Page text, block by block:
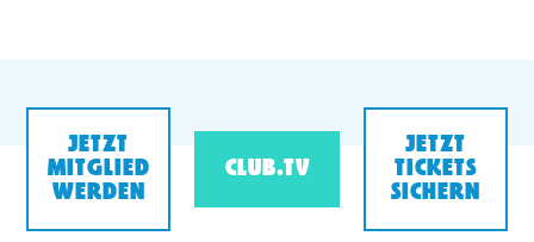
JETZT
MITGLIED
WERDEN
CLUB.TV
JETZT
TICKETS
SICHERN